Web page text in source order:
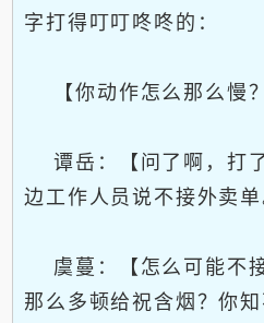
字打得叮叮咚咚的：
【你动作怎么那么慢？
谭岳：【问了啊，打
边工作人员说不接外卖单
虞蔓：【怎么可能不
那么多顿给祝含烟？你